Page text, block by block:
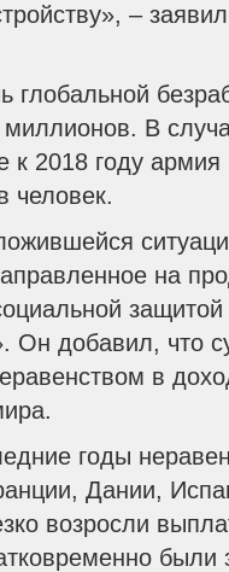
–
глобальной
В
2018 году армия
человек.
на
Он добавил, что
в
годы
Дании,
возросли